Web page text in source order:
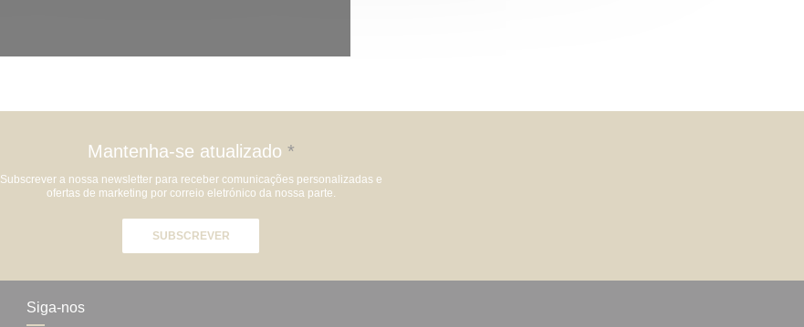
Mantenha-se atualizado *
Subscrever a nossa newsletter para receber comunicações personalizadas e
ofertas de marketing por correio eletrónico da nossa parte.
SUBSCREVER
Siga-nos